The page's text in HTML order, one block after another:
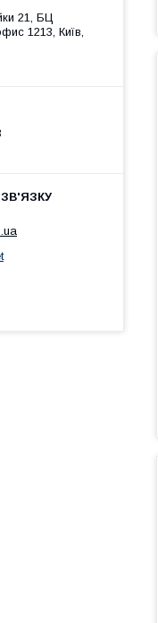
21, БЦ
1213, Київ,